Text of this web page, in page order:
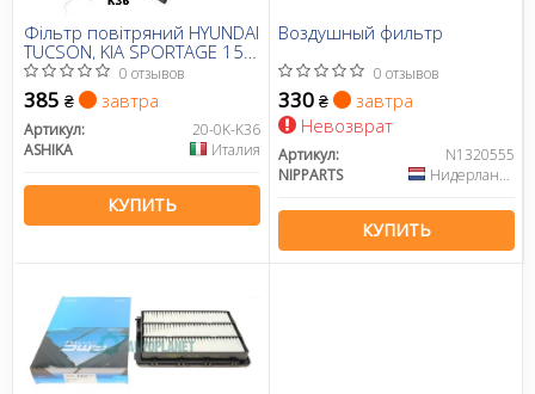
Фільтр повітряний HYUNDAI
TUCSON, KIA SPORTAGE 15-
(вир-во ASHIKA)
0 отзывов
385 ₴ завтра
Артикул:
20-0K-K36
ASHIKA
Италия
КУПИТЬ
Воздушный фильтр
0 отзывов
330 ₴
завтра
Невозврат
Артикул:
N1320555
NIPPARTS
Нидерланды
КУПИТЬ